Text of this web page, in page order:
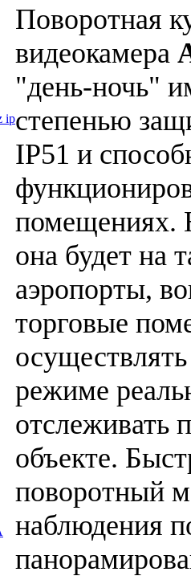
ip
Поворотная
видеокамера
"день-ночь"
степенью
IP51 и
помещениях.
она будет на
аэропорты,
торговые
режиме
отслеживать
объекте.
поворотный
наблюдения